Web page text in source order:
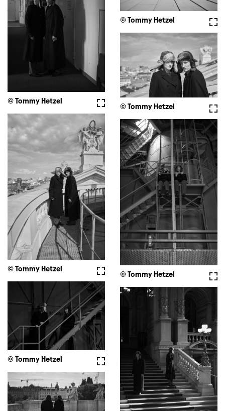
Vollbild
© Tommy Hetzel
© Tommy Hetzel
© Tommy Hetzel
Vollbild
© Tommy Hetzel
© Tommy Hetzel
Vollbild
© Tommy Hetzel